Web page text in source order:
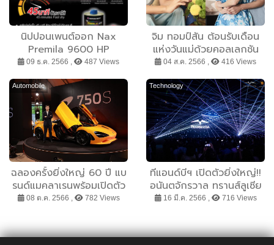
นิปปอนเพนต์ออก Nax
Premila 9600 HP
Velocity Clear 2K 2:1
09 ธ.ค. 2566 , 487 Views
จิม ทอมป์สัน ต้อนรับเดือน
แห่งวันแม่ด้วยคอลเลกชัน
แสนอบอุ่นใจ อินสไปร์มาจาก
คุณแม่
04 ส.ค. 2566 , 416 Views
Automobile
ฉลองครั้งยิ่งใหญ่ 60 ปี แบ
รนด์แมคลาเรนพร้อมเปิดตัว
แมคลาเรน 750S ครั้งแรกใน
08 ต.ค. 2566 , 782 Views
Technology
ทีแอนด์บีฯ เปิดตัวยิ่งใหญ่!!
อนันตจักรวาล ทรานส์ลูเซีย
ประกาศตัวเป็นศูนย์รวมแห่ง
พร้อมนำพาธุรกิจบันเทิงเข้าสู่
16 มี.ค. 2566 , 716 Views